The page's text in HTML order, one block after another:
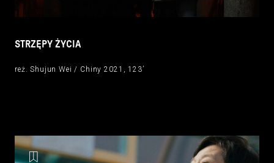
STRZĘPY ŻYCIA
reż. Shujun Wei / Chiny 2021, 123’